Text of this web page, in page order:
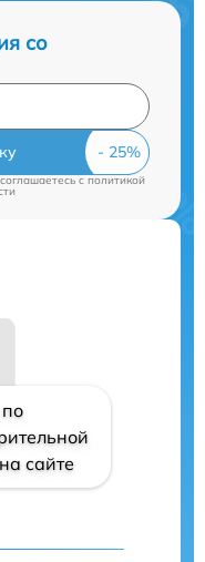
со
cполитикой
сайте